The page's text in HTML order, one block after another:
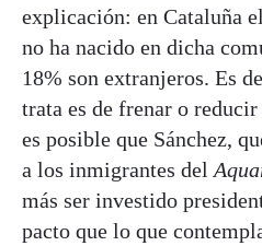
explicación: en Cataluña
no ha nacido en dicha
18% son extranjeros. Es
trata es de frenar o
es posible que Sánchez,
a los inmigrantes del
más ser investido
pacto que lo que